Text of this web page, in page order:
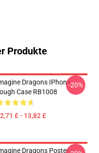
Produkte
Dragons IPhone
Case RB1008
£ - 13,82 £
-20%
Dragons Poster